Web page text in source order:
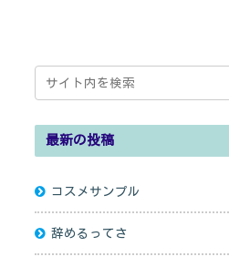
最新の投稿
コスメサンプル
辞めるってさ